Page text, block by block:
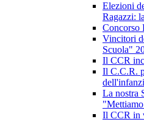
Elezioni
Ragazzi:
Concorso
Vincitori
Scuola"
Il CCR
Il C.C.R.
La nostra
Il CCR in